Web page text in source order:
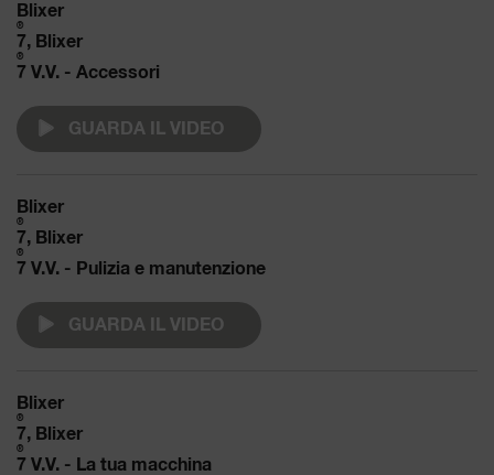
Blixer
®
7, Blixer
®
7 V.V. - Accessori
GUARDA IL VIDEO
Blixer
®
7, Blixer
®
7 V.V. - Pulizia e manutenzione
GUARDA IL VIDEO
Blixer
®
7, Blixer
®
7 V.V. - La tua macchina